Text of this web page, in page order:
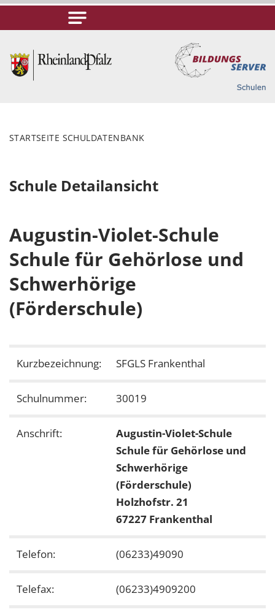
STARTSEITE SCHULDATENBANK
Schule Detailansicht
Augustin-Violet-Schule
Schule für Gehörlose und
Schwerhörige
(Förderschule)
Kurzbezeichnung: SFGLS Frankenthal
Schulnummer: 30019
Anschrift:
Augustin-Violet-Schule
Schule für Gehörlose und
Schwerhörige
(Förderschule)
Holzhofstr. 21
67227 Frankenthal
Telefon: (06233)49090
Telefax: (06233)4909200